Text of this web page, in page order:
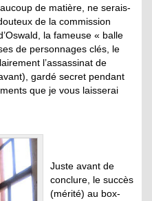
de matière, ne serais-
de la commission
la fameuse « balle
de personnages clés, le
l’assassinat de
gardé secret pendant
que je vous laisserai
Juste avant de
conclure, le succès
(mérité) au box-